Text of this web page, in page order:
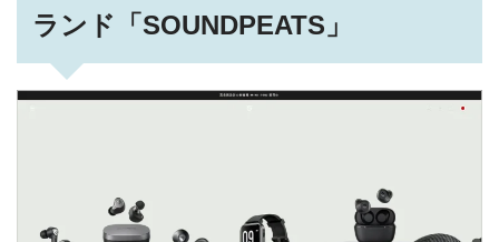
ランド「SOUNDPEATS」